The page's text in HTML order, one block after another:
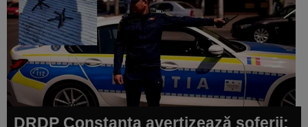
DRDP Constanța avertizează șoferii: